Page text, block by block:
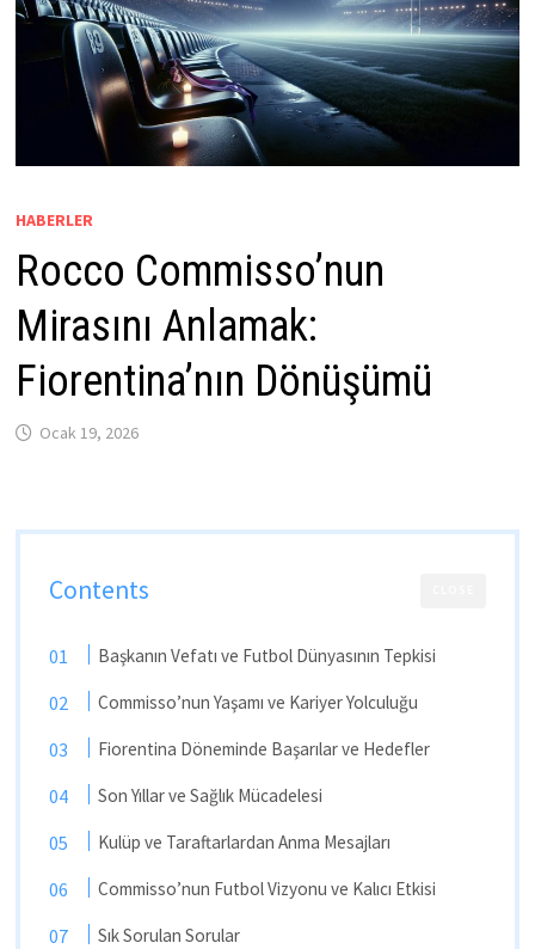
HABERLER
Rocco Commisso’nun
Mirasını Anlamak:
Fiorentina’nın Dönüşümü
Ocak 19, 2026
Contents
Başkanın Vefatı ve Futbol Dünyasının Tepkisi
Commisso’nun Yaşamı ve Kariyer Yolculuğu
Fiorentina Döneminde Başarılar ve Hedefler
Son Yıllar ve Sağlık Mücadelesi
Kulüp ve Taraftarlardan Anma Mesajları
Commisso’nun Futbol Vizyonu ve Kalıcı Etkisi
Sık Sorulan Sorular